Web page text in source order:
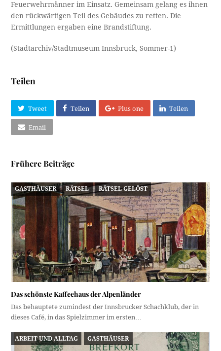
Feuerwehrmänner im Einsatz. Gemeinsam gelang es ihnen
den rückwärtigen Teil des Gebäudes zu retten. Die
Ermittlungen ergaben eine Brandstiftung.
(Stadtarchiv/Stadtmuseum Innsbruck, Sommer-1)
Teilen
Tweet Teilen Plus one Teilen
Email
Frühere Beiträge
GASTHÄUSER RÄTSEL RÄTSEL GELÖST
Das schönste Kaffeehaus der Alpenländer
Das behauptete zumindest der Innsbrucker Schachklub, der in
dieses Café, in das Spielzimmer im ersten…
ARBEIT UND ALLTAG GASTHÄUSER